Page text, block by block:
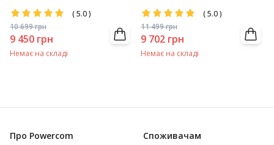
(5.0)
10 699грн
9 450 грн
Немає на складі
(5.0)
11 499грн
9 702 грн
Немає на складі
Про Powercom Споживачам